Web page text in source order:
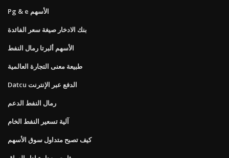
Pg & e الأسهم
بنك الادخار صيغة سعر الفائدة
الأسهم ألبرتا رمال النفط
طبيعة معنى التجارة العالمية
Datcu الدفع عبر الإنترنت
رمال النفط الدعم
آلية تسعير النفط الخام
كيف تصبح متداول سوق الأسهم